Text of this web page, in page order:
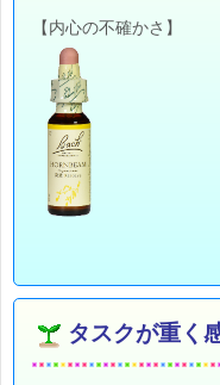
【内心の不確かさ】
タスクが重く